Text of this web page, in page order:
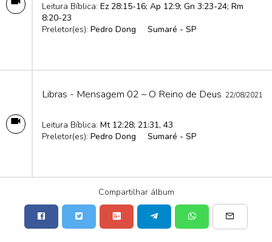
Leitura Bíblica: Ez 28:15-16; Ap 12:9; Gn 3:23-24; Rm
8:20-23
Preletor(es): Pedro Dong Sumaré - SP
Libras - Mensagem 02 – O Reino de Deus 22/08/2021
Leitura Bíblica: Mt 12:28; 21:31, 43
Preletor(es): Pedro Dong Sumaré - SP
Compartilhar álbum